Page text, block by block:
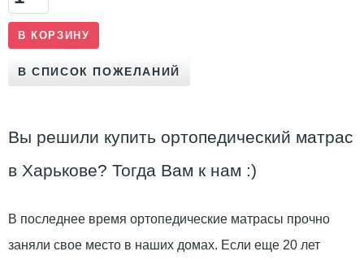
Вы решили купить ортопедический матрас
в Харькове? Тогда Вам к нам :)
В последнее время ортопедические матрасы прочно
заняли свое место в наших домах. Если еще 20 лет